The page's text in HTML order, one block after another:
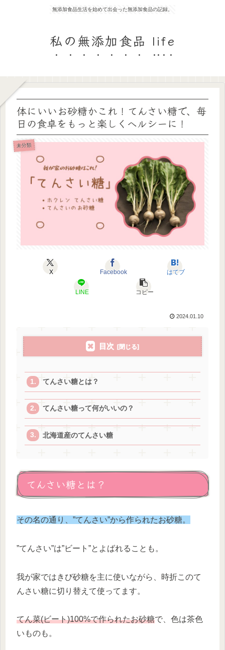
無添加食品生活を始めて出会った無添加食品の記録。
私の無添加食品 life
体にいいお砂糖かこれ！てんさい糖で、毎
日の食卓をもっと楽しくヘルシーに！
未分類
X Facebook はてブ
LINE コピー
2024.01.10
目次
てんさい糖とは？
てんさい糖って何がいいの？
北海道産のてんさい糖
てんさい糖とは？
その名の通り、”てんさい”から作られたお砂糖。
”てんさい”は”ビート”とよばれることも。
我が家ではきび砂糖を主に使いながら、時折このて
んさい糖に切り替えて使ってます。
てん菜(ビート)100%で作られたお砂糖で、色は茶色
いものも。